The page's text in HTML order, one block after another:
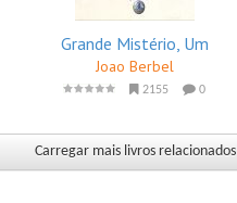
Grande Mistério, Um
Joao Berbel
2155 0
Carregar mais livros relacionados